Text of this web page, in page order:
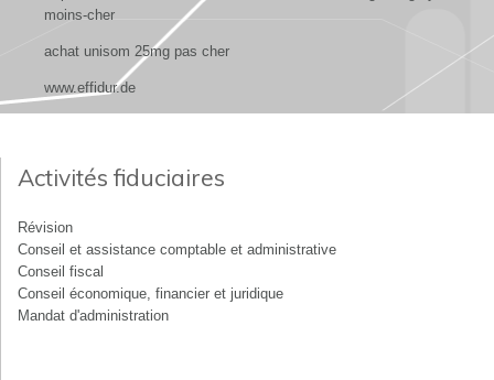
moins-cher
achat unisom 25mg pas cher
www.effidur.de
Activités fiduciaires
Révision
Conseil et assistance comptable et administrative
Conseil fiscal
Conseil économique, financier et juridique
Mandat d'administration